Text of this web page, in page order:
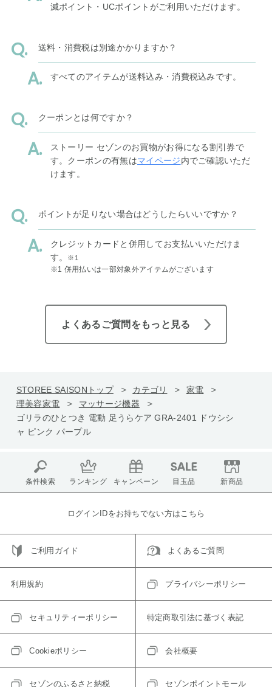
滅ポイント・UCポイントがご利用いただけます。
送料・消費税は別途かかりますか？
すべてのアイテムが送料込み・消費税込みです。
クーポンとは何ですか？
ストーリー セゾンのお買物がお得になる割引券で
す。クーポンの有無はマイページ内でご確認いただ
けます。
ポイントが足りない場合はどうしたらいいですか？
クレジットカードと併用してお支払いいただけま
す。
※1
※1 併用払いは一部対象外アイテムがございます
よくあるご質問をもっと見る
STOREE SAISONトップ カテゴリ
家電
理美容家電
マッサージ機器
ゴリラのひとつき 電動 足うらケア GRA-2401 ドウシシ
ャ ピンク パープル
条件検索 ランキング キャンペーン 目玉品 新商品
ログインIDをお持ちでない方はこちら
ご利用ガイド よくあるご質問
利用規約 プライバシーポリシー
セキュリティーポリシー 特定商取引法に基づく表記
Cookieポリシー 会社概要
セゾンのふるさと納税 セゾンポイントモール